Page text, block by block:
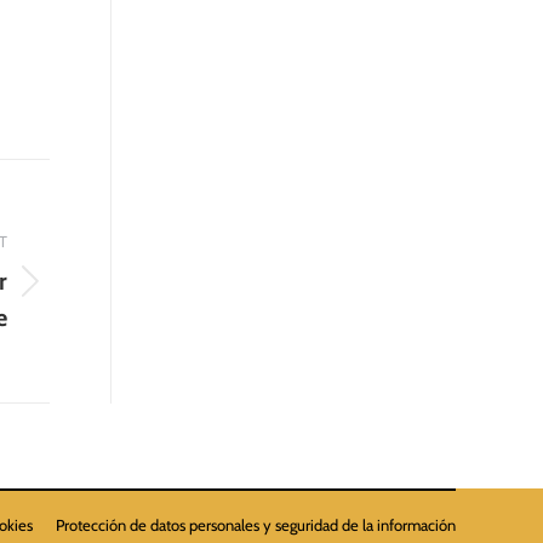
Protección de datos personales y seguridad de la información